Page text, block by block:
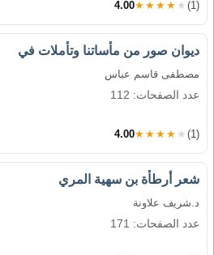
4.00★★★★★ (1)
ديوان صور من مأساتنا وتأملات في
مصطفى قاسم عباس
عدد الصفحات: 112
4.00★★★★★ (1)
شعر أرطأة بن سهية المري
د.شريف علاونة
عدد الصفحات: 171